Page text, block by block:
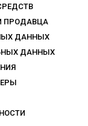
ПРОДАВЦА
ДАННЫХ
ДАННЫХ